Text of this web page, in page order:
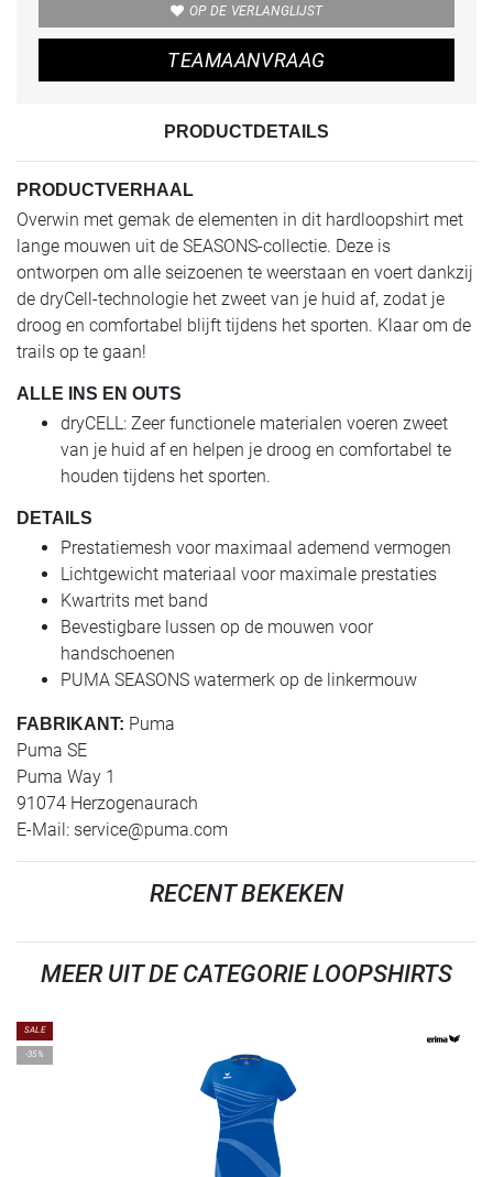
OP DE VERLANGLIJST
TEAMAANVRAAG
PRODUCTDETAILS
PRODUCTVERHAAL
Overwin met gemak de elementen in dit hardloopshirt met
lange mouwen uit de SEASONS-collectie. Deze is
ontworpen om alle seizoenen te weerstaan en voert dankzij
de dryCell-technologie het zweet van je huid af, zodat je
droog en comfortabel blijft tijdens het sporten. Klaar om de
trails op te gaan!
ALLE INS EN OUTS
dryCELL: Zeer functionele materialen voeren zweet
van je huid af en helpen je droog en comfortabel te
houden tijdens het sporten.
DETAILS
Prestatiemesh voor maximaal ademend vermogen
Lichtgewicht materiaal voor maximale prestaties
Kwartrits met band
Bevestigbare lussen op de mouwen voor
handschoenen
PUMA SEASONS watermerk op de linkermouw
FABRIKANT: Puma
Puma SE
Puma Way 1
91074 Herzogenaurach
E-Mail: service@puma.com
RECENT BEKEKEN
MEER UIT DE CATEGORIE LOOPSHIRTS
SALE
-35%